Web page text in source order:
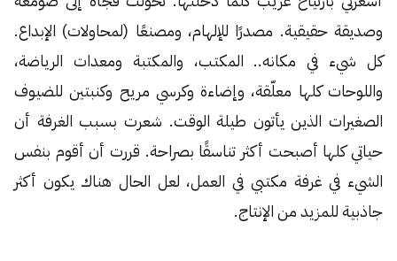
وصديقة حقيقية. مصدرًا للإلهام، ومصنعًا (لمحاولات) الإبداع.
كل شيء في مكانه.. المكتب، والمكتبة ومعدات الرياضة،
واللوحات كلها معلّقة، وإضاءة وكرسي مريح وكنبتين للضيوف
الصغيرات الذين يأتون طيلة الوقت. شعرت بسبب الغرفة أن
حياتي كلها أصبحت أكثر تناسقًا بصراحة. قررت أن أقوم بنفس
الشيء في غرفة مكتبي في العمل، لعل الحال هناك يكون أكثر
جاذبية للمزيد من الإنتاج.